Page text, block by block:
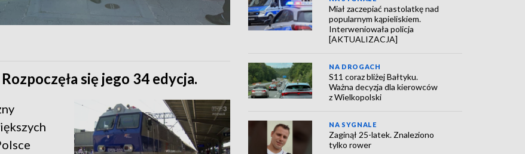
się jego 34 edycja.
Miał zaczepiać nastolatkę nad
popularnym kąpieliskiem.
Interweniowała policja
[AKTUALIZACJA]
NA DROGACH
S11 coraz bliżej Bałtyku.
Ważna decyzja dla kierowców
z Wielkopolski
NA SYGNALE
Zaginął 25-latek. Znaleziono
tylko rower